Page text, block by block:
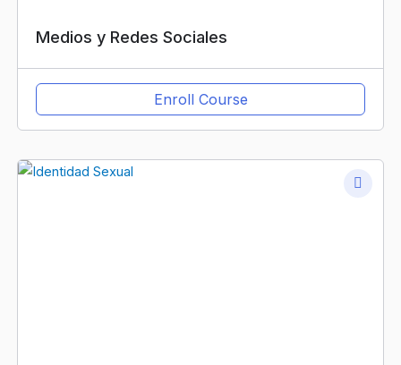
Medios y Redes Sociales
Enroll Course